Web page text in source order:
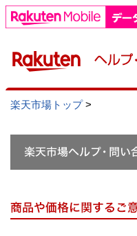
楽天市場トップ>